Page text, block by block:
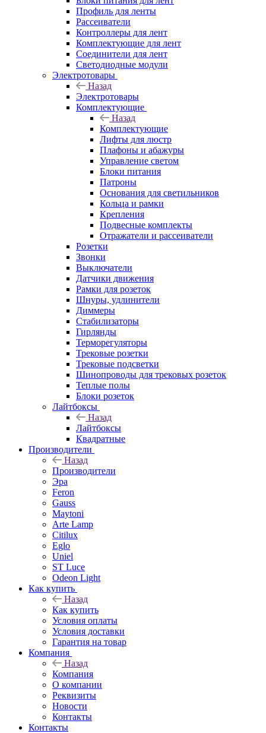
Профиль для ленты
Рассеиватели
Контроллеры для лент
Комплектующие для лент
Соединители для лент
Светодиодные модули
Электротовары
Назад
Электротовары
Комплектующие
Назад
Комплектующие
Лифты для люстр
Плафоны и абажуры
Управление светом
Блоки питания
Патроны
Основания для светильников
Кольца и рамки
Крепления
Подвесные комплекты
Отражатели и рассеиватели
Розетки
Звонки
Выключатели
Датчики движения
Рамки для розеток
Шнуры, удлинители
Диммеры
Стабилизаторы
Гирлянды
Терморегуляторы
Трековые розетки
Трековые подсветки
Шинопроводы для трековых розеток
Теплые полы
Блоки розеток
Лайтбоксы
Назад
Лайтбоксы
Квадратные
Производители
Назад
Производители
Эра
Feron
Gauss
Maytoni
Arte Lamp
Citilux
Eglo
Uniel
ST Luce
Odeon Light
Как купить
Назад
Как купить
Условия оплаты
Условия доставки
Гарантия на товар
Компания
Назад
Компания
О компании
Реквизиты
Новости
Контакты
Контакты